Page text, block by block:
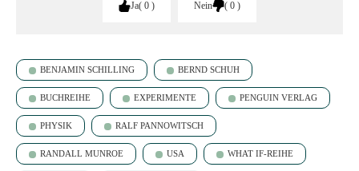
Ja 0 Nein 0
BENJAMIN SCHILLING BERND SCHUH
BUCHREIHE EXPERIMENTE PENGUIN VERLAG
PHYSIK RALF PANNOWITSCH
RANDALL MUNROE USA WHAT IF-REIHE